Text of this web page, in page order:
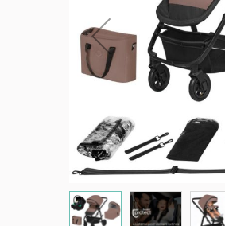
gallery